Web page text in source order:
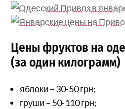
Цены фруктов на
(за один килограмм)
яблоки – 30-50 грн;
груши – 50-110 грн;